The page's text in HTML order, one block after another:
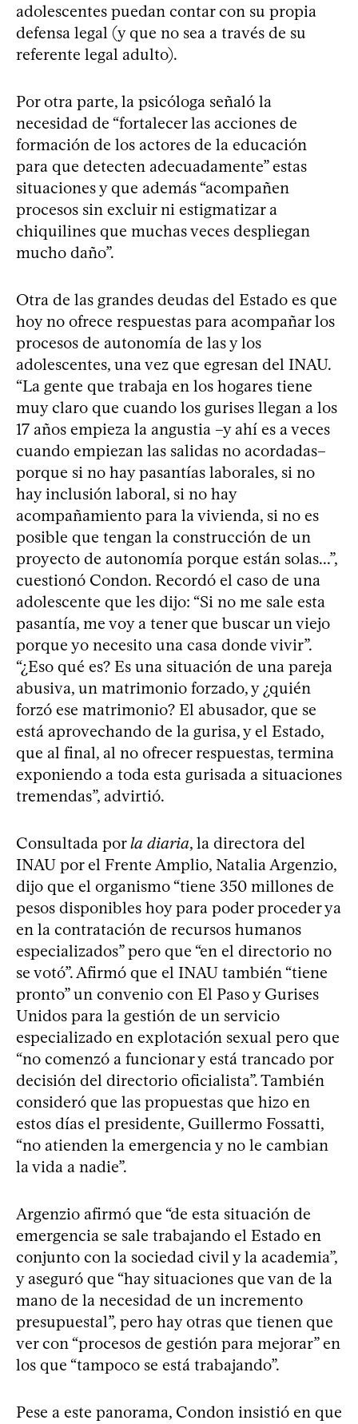
adolescentes puedan contar con su propia
defensa legal (y que no sea a través de su
referente legal adulto).
Por otra parte, la psicóloga señaló la
necesidad de “fortalecer las acciones de
formación de los actores de la educación
para que detecten adecuadamente” estas
situaciones y que además “acompañen
procesos sin excluir ni estigmatizar a
chiquilines que muchas veces despliegan
mucho daño”.
Otra de las grandes deudas del Estado es que
hoy no ofrece respuestas para acompañar los
procesos de autonomía de las y los
adolescentes, una vez que egresan del INAU.
“La gente que trabaja en los hogares tiene
muy claro que cuando los gurises llegan a los
17 años empieza la angustia –y ahí es a veces
cuando empiezan las salidas no acordadas–
porque si no hay pasantías laborales, si no
hay inclusión laboral, si no hay
acompañamiento para la vivienda, si no es
posible que tengan la construcción de un
proyecto de autonomía porque están solas...”,
cuestionó Condon. Recordó el caso de una
adolescente que les dijo: “Si no me sale esta
pasantía, me voy a tener que buscar un viejo
porque yo necesito una casa donde vivir”.
“¿Eso qué es? Es una situación de una pareja
abusiva, un matrimonio forzado, y ¿quién
forzó ese matrimonio? El abusador, que se
está aprovechando de la gurisa, y el Estado,
que al final, al no ofrecer respuestas, termina
exponiendo a toda esta gurisada a situaciones
tremendas”, advirtió.
Consultada porla diaria, la directora del
INAU por el Frente Amplio, Natalia Argenzio,
dijo que el organismo “tiene 350 millones de
pesos disponibles hoy para poder proceder ya
en la contratación de recursos humanos
especializados” pero que “en el directorio no
se votó”. Afirmó que el INAU también “tiene
pronto” un convenio con El Paso y Gurises
Unidos para la gestión de un servicio
especializado en explotación sexual pero que
“no comenzó a funcionar y está trancado por
decisión del directorio oficialista”. También
consideró que las propuestas que hizo en
estos días el presidente, Guillermo Fossatti,
“no atienden la emergencia y no le cambian
la vida a nadie”.
Argenzio afirmó que “de esta situación de
emergencia se sale trabajando el Estado en
conjunto con la sociedad civil y la academia”,
y aseguró que “hay situaciones que van de la
mano de la necesidad de un incremento
presupuestal”, pero hay otras que tienen que
ver con “procesos de gestión para mejorar” en
los que “tampoco se está trabajando”.
Pese a este panorama, Condon insistió en que